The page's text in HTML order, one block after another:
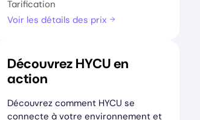
Tarification
Voir les détails des prix
Découvrez HYCU en
action
Découvrez comment HYCU se
connecte à votre environnement et